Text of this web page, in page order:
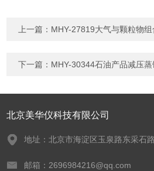
上一篇： MHY-27819大气与颗粒物
下一篇： MHY-30344石油产品减压
北京美华仪科技有限公司
地址：北京市海淀区玉泉路东采石
邮箱：2696984216@qq.com